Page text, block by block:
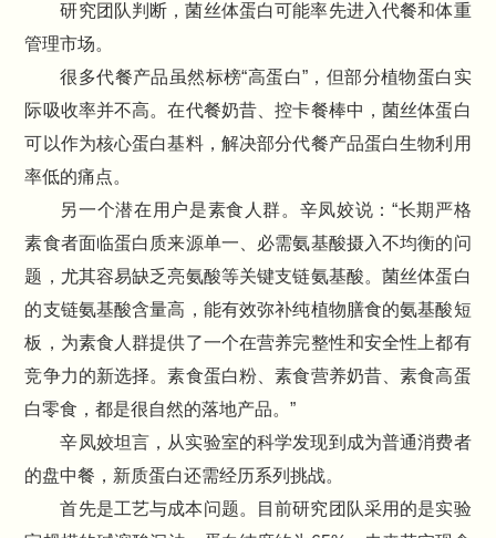
研究团队判断，菌丝体蛋白可能率先进入代餐和体重
管理市场。
很多代餐产品虽然标榜“高蛋白”，但部分植物蛋白实
际吸收率并不高。在代餐奶昔、控卡餐棒中，菌丝体蛋白
可以作为核心蛋白基料，解决部分代餐产品蛋白生物利用
率低的痛点。
另一个潜在用户是素食人群。辛凤姣说：“长期严格
素食者面临蛋白质来源单一、必需氨基酸摄入不均衡的问
题，尤其容易缺乏亮氨酸等关键支链氨基酸。菌丝体蛋白
的支链氨基酸含量高，能有效弥补纯植物膳食的氨基酸短
板，为素食人群提供了一个在营养完整性和安全性上都有
竞争力的新选择。素食蛋白粉、素食营养奶昔、素食高蛋
白零食，都是很自然的落地产品。”
辛凤姣坦言，从实验室的科学发现到成为普通消费者
的盘中餐，新质蛋白还需经历系列挑战。
首先是工艺与成本问题。目前研究团队采用的是实验